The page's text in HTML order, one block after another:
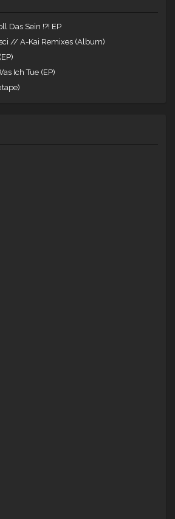
Das Sein !?! EP
// A-Kai Remixes (Album)
Ich Tue (EP)